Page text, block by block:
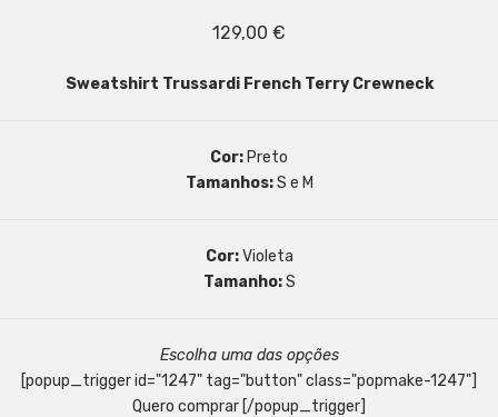
129,00 €
Sweatshirt Trussardi French Terry Crewneck
Cor: Preto
Tamanhos:S e M
Cor:Violeta
Tamanho:S
Escolha uma das opções
[popup_trigger id="1247" tag="button" class="popmake-1247"]
Quero comprar [/popup_trigger]